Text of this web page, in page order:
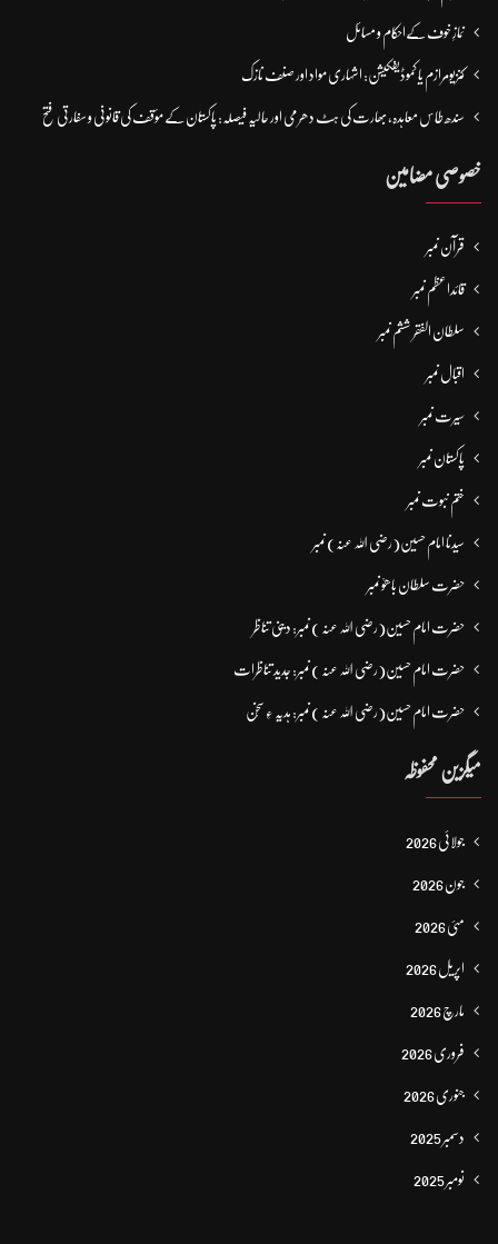
نمازِ خوف کےاحکام و مسائل
کنزیومرازم یا کموڈیفکیشن: اشہاری مواد اور صنف نازک
سندھ طاس معاہدہ، بھارت کی ہٹ دھرمی اور حالیہ فیصلہ: پاکستان کے مؤقف کی قانونی و سفارتی فتح
خصوصی مضامین
قرآن نمبر
قائداعظم نمبر
سلطان الفقر ششم نمبر
اقبال نمبر
سیرت نمبر
پاکستان نمبر
ختم نبوت نمبر
سیدنا امام حسین(رضی اللہ عنہ) نمبر
حضرت سلطان باھوؒ نمبر
حضرت امام حسین(رضی اللہ عنہ ) نمبر: دینی تناظر
حضرت امام حسین(رضی اللہ عنہ ) نمبر: جدید تناظرات
حضرت امام حسین(رضی اللہ عنہ ) نمبر: ہدیہ ءِ سُخن
میگزین محفوظہ
جولائی 2026
جون 2026
مئی 2026
اپریل 2026
مارچ 2026
فروری 2026
جنوری 2026
دسمبر 2025
نومبر 2025